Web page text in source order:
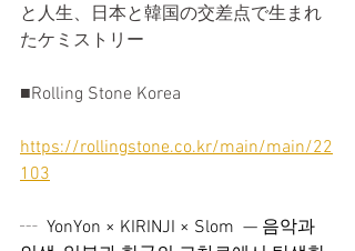
と人生、日本と韓国の交差点で生まれ
たケミストリー
■Rolling Stone Korea
https://rollingstone.co.kr/main/main/22
103
┄ YonYon × KIRINJI × Slom  — 음악과